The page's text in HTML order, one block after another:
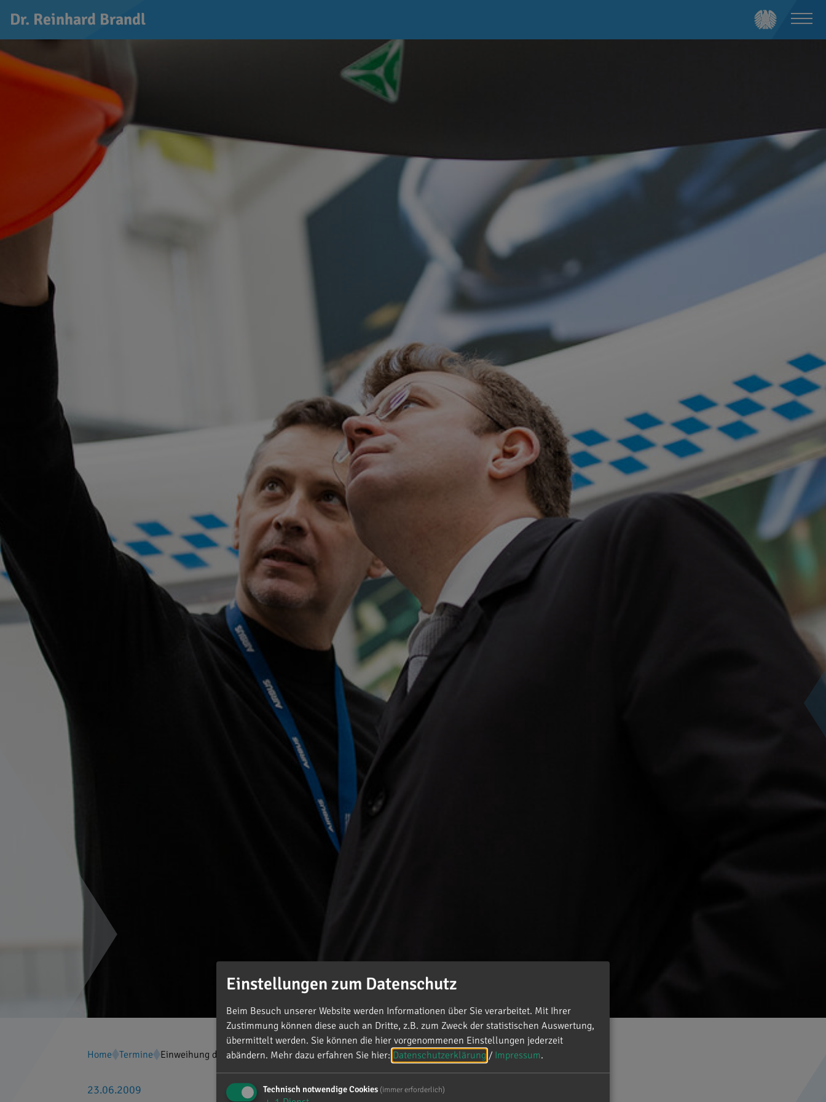
Dr. Reinhard Brandl
Home Termine Einweihung der neuen Pionierschule auf der Schanz
23.06.2009
Einstellungen zum Datenschutz
Beim Besuch unserer Website werden Informationen über Sie verarbeitet. Mit Ihrer
Zustimmung können diese auch an Dritte, z.B. zum Zweck der statistischen Auswertung,
übermittelt werden. Sie können die hier vorgenommenen Einstellungen jederzeit
abändern. Mehr dazu erfahren Sie hier: Datenschutzerklärung / Impressum.
Technisch notwendige Cookies (immer erforderlich)